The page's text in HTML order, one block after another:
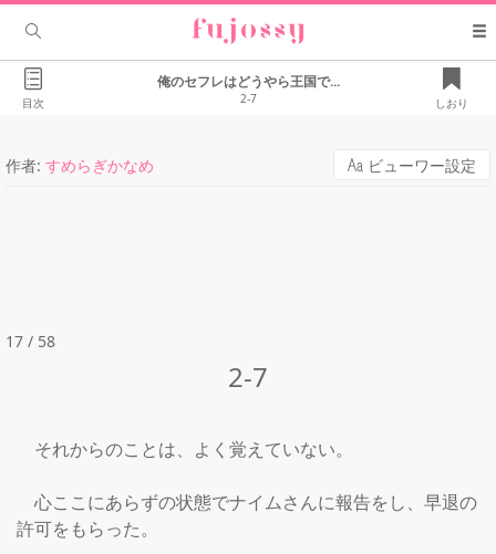
目次
俺のセフレはどうやら王国で...
2-7 しおり
作者: すめらぎかなめ ビューワー設定
17 / 58
2-7
それからのことは、よく覚えていない。
心ここにあらずの状態でナイムさんに報告をし、早退の
許可をもらった。